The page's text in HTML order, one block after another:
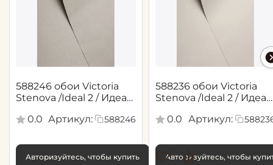
588246 обои Victoria
Stenova /Ideal 2 / Идеал
0.0 Артикул: 588246
Авторизуйтесь, чтобы купить
588236 обои Victoria
Stenova /Ideal 2 / Идеал
0.0
Артикул:
Авторизуйтесь, чтобы